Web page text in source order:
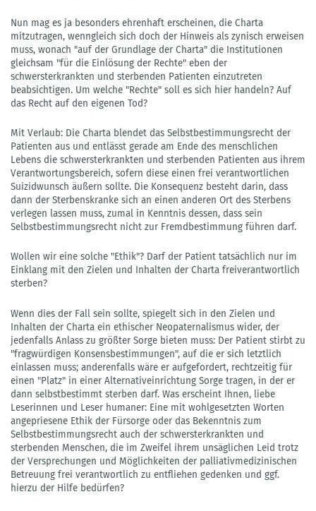
Nun mag es ja besonders ehrenhaft erscheinen, die Charta
mitzutragen, wenngleich sich doch der Hinweis als zynisch erweisen
muss, wonach "auf der Grundlage der Charta" die Institutionen
gleichsam "für die Einlösung der Rechte" eben der
schwersterkrankten und sterbenden Patienten einzutreten
beabsichtigen. Um welche "Rechte" soll es sich hier handeln? Auf
das Recht auf den eigenen Tod?
Mit Verlaub: Die Charta blendet das Selbstbestimmungsrecht der
Patienten aus und entlässt gerade am Ende des menschlichen
Lebens die schwersterkrankten und sterbenden Patienten aus ihrem
Verantwortungsbereich, sofern diese einen frei verantwortlichen
Suizidwunsch äußern sollte. Die Konsequenz besteht darin, dass
dann der Sterbenskranke sich an einen anderen Ort des Sterbens
verlegen lassen muss, zumal in Kenntnis dessen, dass sein
Selbstbestimmungsrecht nicht zur Fremdbestimmung führen darf.
Wollen wir eine solche "Ethik"? Darf der Patient tatsächlich nur im
Einklang mit den Zielen und Inhalten der Charta freiverantwortlich
sterben?
Wenn dies der Fall sein sollte, spiegelt sich in den Zielen und
Inhalten der Charta ein ethischer Neopaternalismus wider, der
jedenfalls Anlass zu größter Sorge bieten muss: Der Patient stirbt zu
"fragwürdigen Konsensbestimmungen", auf die er sich letztlich
einlassen muss; anderenfalls wäre er aufgefordert, rechtzeitig für
einen "Platz" in einer Alternativeinrichtung Sorge tragen, in der er
dann selbstbestimmt sterben darf. Was erscheint Ihnen, liebe
Leserinnen und Leser humaner: Eine mit wohlgesetzten Worten
angepriesene Ethik der Fürsorge oder das Bekenntnis zum
Selbstbestimmungsrecht auch der schwersterkrankten und
sterbenden Menschen, die im Zweifel ihrem unsäglichen Leid trotz
der Versprechungen und Möglichkeiten der palliativmedizinischen
Betreuung frei verantwortlich zu entfliehen gedenken und ggf.
hierzu der Hilfe bedürfen?